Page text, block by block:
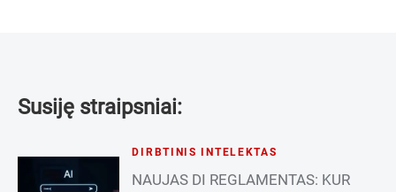
Susiję straipsniai:
DIRBTINIS INTELEKTAS
NAUJAS DI REGLAMENTAS: KUR